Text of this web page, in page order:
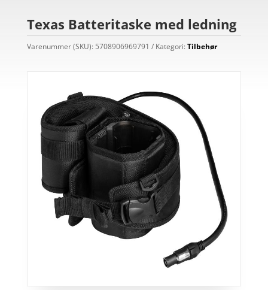
Texas Batteritaske med ledning
Varenummer (SKU): 5708906969791 Kategori: Tilbehør